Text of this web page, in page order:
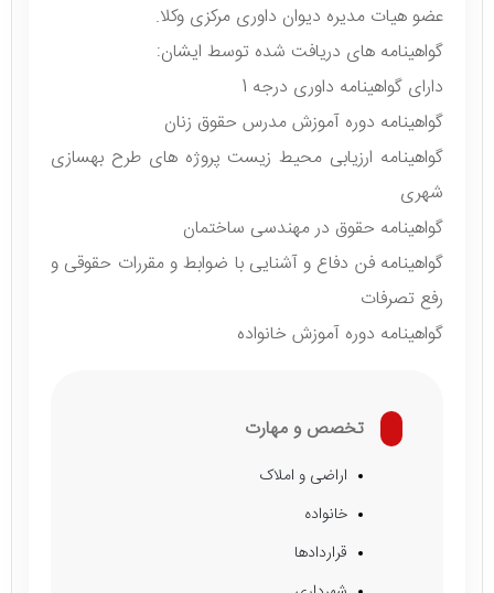
عضو هیات مدیره دیوان داوری مرکزی وکلا.
گواهینامه های دریافت شده توسط ایشان:
دارای گواهینامه داوری درجه 1
گواهینامه دوره آموزش مدرس حقوق زنان
گواهینامه ارزیابی محیط زیست پروژه های طرح بهسازی
شهری
گواهینامه حقوق در مهندسی ساختمان
گواهینامه فن دفاع و آشنایی با ضوابط و مقررات حقوقی و
رفع تصرفات
گواهینامه دوره آموزش خانواده
تخصص و مهارت
اراضی و املاک
خانواده
قراردادها